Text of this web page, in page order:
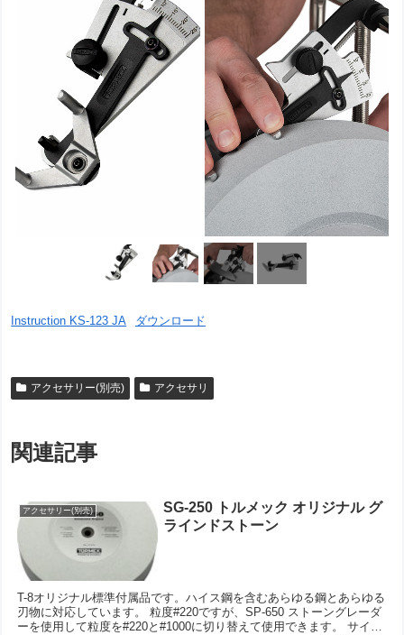
Instruction KS-123 JA ダウンロード
アクセサリー(別売) アクセサリ
関連記事
アクセサリー(別売)
SG-250 トルメック オリジナル グ
ラインドストーン
T-8オリジナル標準付属品です。ハイス鋼を含むあらゆる鋼とあらゆる
刃物に対応しています。 粒度#220ですが、SP-650 ストーングレーダ
ーを使用して粒度を#220と#1000に切り替えて使用できます。 サイ